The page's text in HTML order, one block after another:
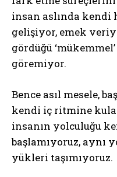
insan aslında kendi
gelişiyor, emek
gördüğü
göremiyor.
Bence asıl mesele,
kendi iç ritmine
insanın yolculuğu
başlamıyoruz, aynı
yükleri taşımıyoruz.